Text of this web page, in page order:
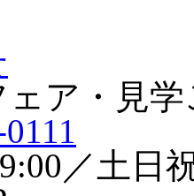
ア・見
／土日